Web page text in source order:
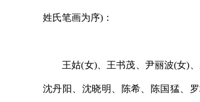
姓氏笔画为序)：
王姑(女)、王书茂、尹丽波(女)、
沈丹阳、沈晓明、陈希、陈国猛、